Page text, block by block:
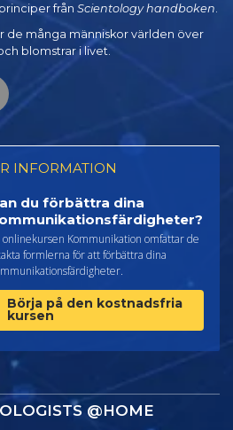
från Scientology handboken.
de många människor världen över
blomstrar i livet.
INFORMATION
du förbättra dina
onlinekursen Kommunikation omfattar de
formlerna för att förbättra dina
Börja på den kostnadsfria
kursen
@HOME